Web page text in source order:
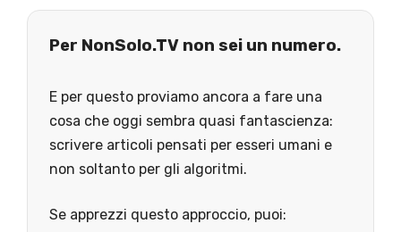
Per NonSolo.TV non sei un numero.
E per questo proviamo ancora a fare una
cosa che oggi sembra quasi fantascienza:
scrivere articoli pensati per esseri umani e
non soltanto per gli algoritmi.
Se apprezzi questo approccio, puoi: